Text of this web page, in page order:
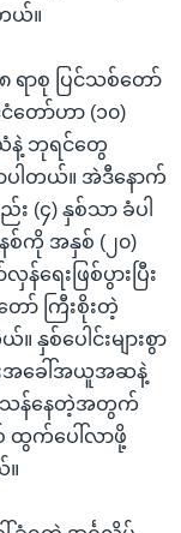
ယ်။
ာစု ပြင်သစ်တော်
ော်ဟာ (၁၀)
နဲ့ ဘုရင်တွေ
ပါတယ်။ အဲဒီနောက်
(၄) နှစ်သာ ခံပါ
ကို အနှစ် (၂၀)
ရေးဖြစ်ပွားပြီး
ော် ကြီးစိုးတဲ့
ပေါင်းများစွာ
အခေါ်အယူအဆနဲ့
သန်နေတဲ့အတွက်
ထွက်ပေါ်လာဖို့
။